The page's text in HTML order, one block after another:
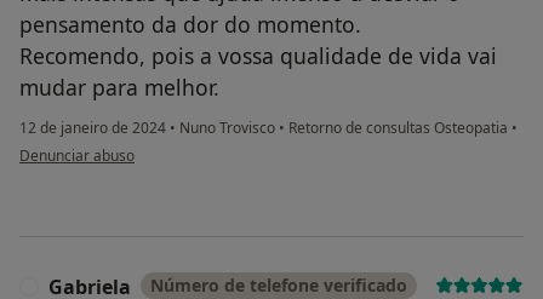
pensamento da dor do momento.
Recomendo, pois a vossa qualidade de vida vai
mudar para melhor.
12 de janeiro de 2024 • Nuno Trovisco • Retorno de consultas Osteopatia •
na opinião do utilizador David Andrez
Denunciar abuso
Gabriela Número de telefone verificado